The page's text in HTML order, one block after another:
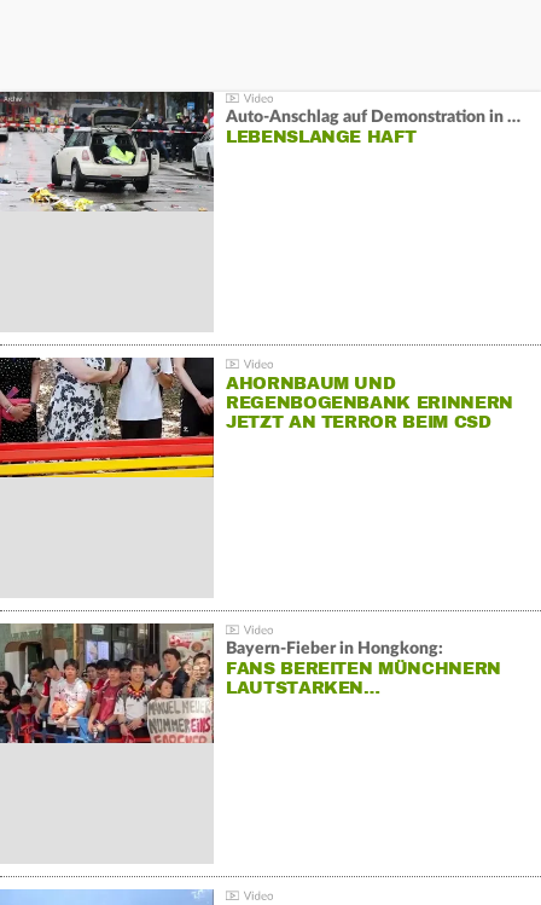
Auto-Anschlag auf Demonstration in München:
LEBENSLANGE HAFT
AHORNBAUM UND
REGENBOGENBANK ERINNERN
JETZT AN TERROR BEIM CSD
Bayern-Fieber in Hongkong:
FANS BEREITEN MÜNCHNERN
LAUTSTARKEN…